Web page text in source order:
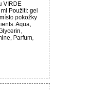
VIRDE
Použití: gel
pokožky
Aqua,
Parfum,